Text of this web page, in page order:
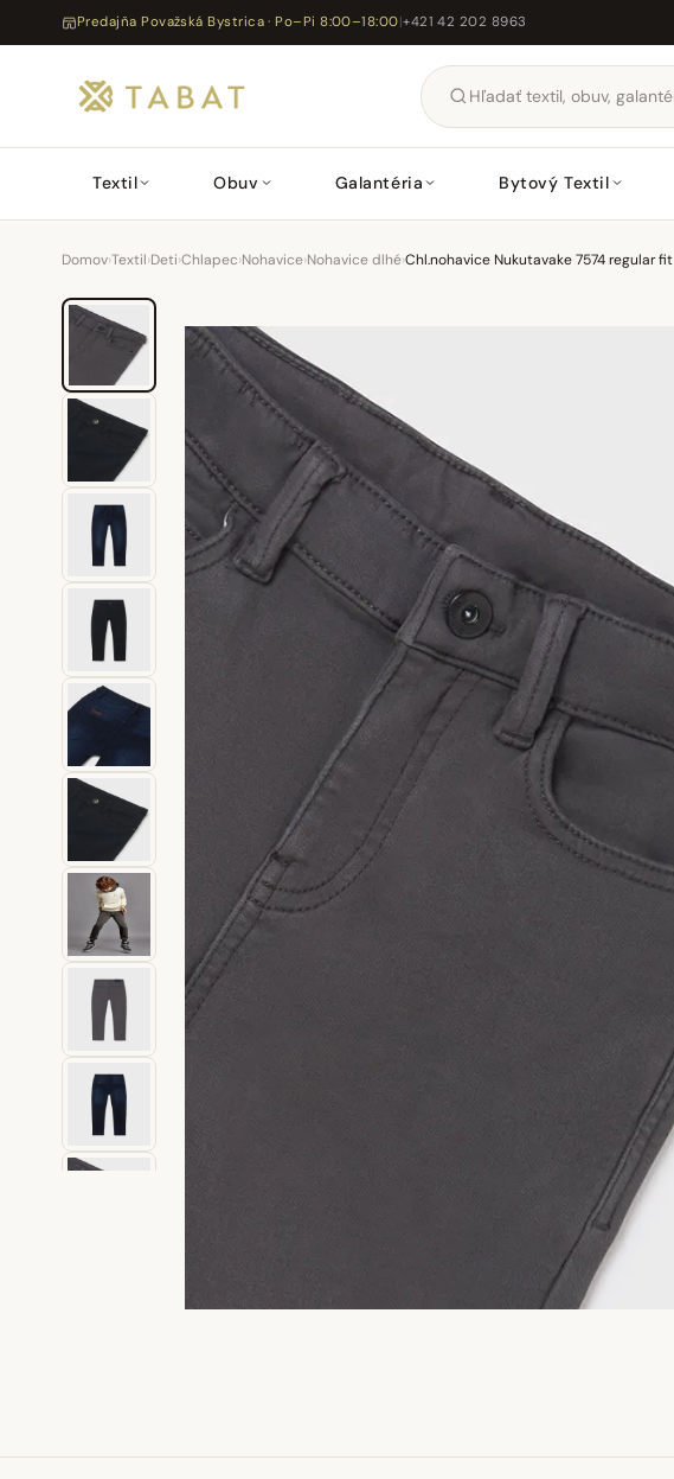
Predajňa Považská Bystrica · Po–Pi 8:00–18:00|+421 42 202 8963
Textil Obuv Galantéria Bytový Textil
Domov›Textil›Deti›Chlapec›Nohavice›Nohavice dlhé›Chl.nohavice Nukutavake 7574 regular fit